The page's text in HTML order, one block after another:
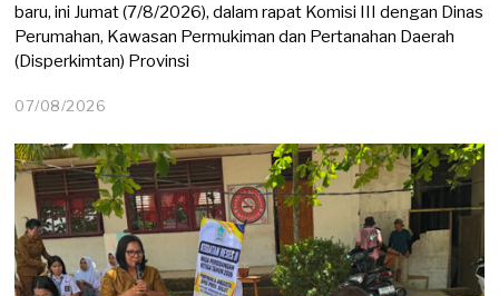
baru, ini Jumat (7/8/2026), dalam rapat Komisi III dengan Dinas
Perumahan, Kawasan Permukiman dan Pertanahan Daerah
(Disperkimtan) Provinsi
07/08/2026
/
0
8
/
0
2
6